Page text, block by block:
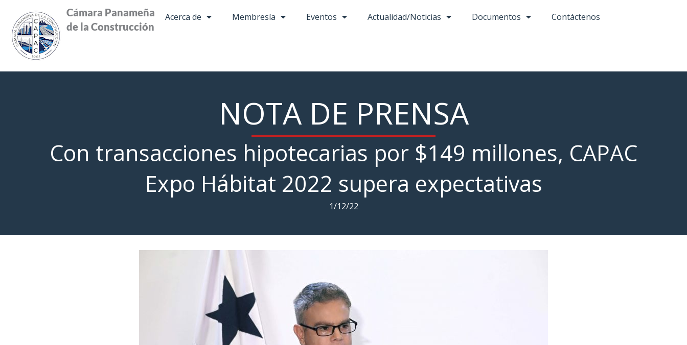
contenido
Cámara Panameña
de la Construcción
Acerca de Membresía Eventos Actualidad/Noticias Documentos Contáctenos
NOTA DE PRENSA
Con transacciones hipotecarias por $149 millones, CAPAC
Expo Hábitat 2022 supera expectativas
1/12/22